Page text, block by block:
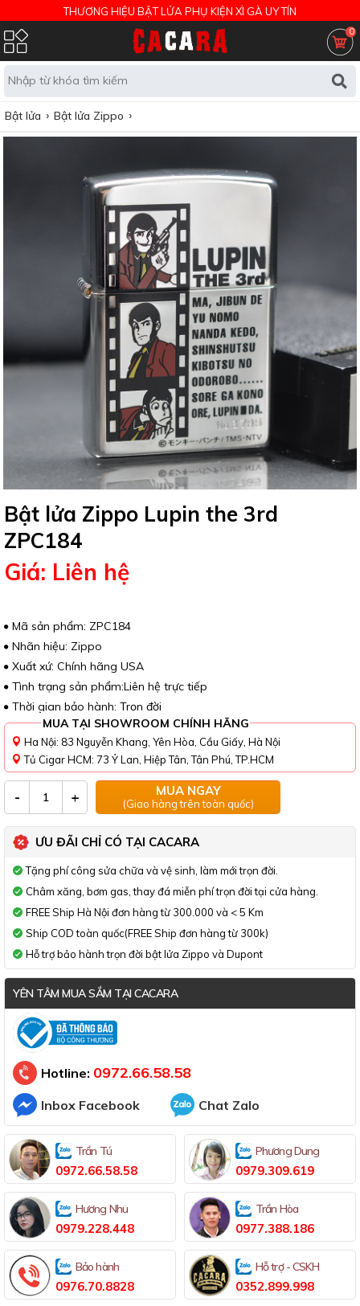
THƯƠNG HIỆU BẬT LỬA PHỤ KIỆN XÌ GÀ UY TÍN
0
Bật lửa Bật lửa Zippo
Bật lửa Zippo Lupin the 3rd
ZPC184
Giá: Liên hệ
Mã sản phẩm: ZPC184
Nhãn hiệu: Zippo
Xuất xứ: Chính hãng USA
Tình trạng sản phẩm:Liên hệ trực tiếp
Thời gian bảo hành: Trọn đời
MUA TẠI SHOWROOM CHÍNH HÃNG
Ha Nội: 83 Nguyễn Khang, Yên Hòa, Cầu Giấy, Hà Nội
Tủ Cigar HCM: 73 Ỷ Lan, Hiệp Tân, Tân Phú, TP.HCM
- + MUA NGAY
(Giao hàng trên toàn quốc)
ƯU ĐÃI CHỈ CÓ TẠI CACARA
Tặng phí công sửa chữa và vệ sinh, làm mới trọn đời.
Châm xăng, bơm gas, thay đá miễn phí trọn đời tại cửa hàng.
FREE Ship Hà Nội đơn hàng từ 300.000 và < 5 Km
Ship COD toàn quốc(FREE Ship đơn hàng từ 300k)
Hỗ trợ bảo hành trọn đời bật lửa Zippo và Dupont
YÊN TÂM MUA SẮM TẠI CACARA
Đã thông báo Bộ Công Thương
Hotline: 0972.66.58.58
Inbox Facebook Chat Zalo
Trần Tú
0972.66.58.58
Phương Dung
0979.309.619
Hương Nhu
0979.228.448
Trần Hòa
0977.388.186
Bảo hành
0976.70.8828
Hỗ trợ - CSKH
0352.899.998